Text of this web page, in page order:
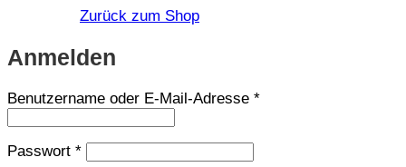
Zurück zum Shop
Anmelden
Benutzername oder E-Mail-Adresse *Erforderlich
Passwort *Erforderlich